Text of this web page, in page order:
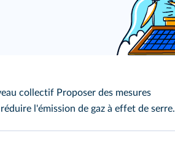
collectif Proposer des mesures
l'émission de gaz à effet de serre.